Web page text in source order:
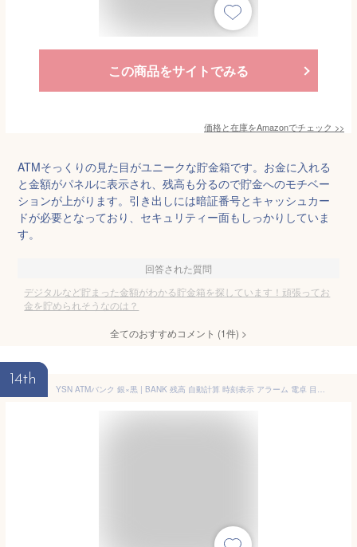
この商品をサイトでみる
価格と在庫をAmazonでチェック >>
ATMそっくりの見た目がユニークな貯金箱です。お金に入れる
と金額がパネルに表示され、残高も分るので貯金へのモチベー
ションが上がります。引き出しには暗証番号とキャッシュカー
ドが必要となっており、セキュリティー面もしっかりしていま
す。
回答された質問
デジタルなど貯まった金額がわかる貯金箱を探しています！頑張ってお
金を貯められそうなのは？
全てのおすすめコメント (1件) >
14th
YSN ATMバンク 銀×黒 | BANK 残高 自動計算 時刻表示 アラーム 電卓 目標額の設定が可能 サウンド搭載 硬貨 自動識別 パスワード カード ダブルセキュリティー 多機能 ATM型 貯金箱